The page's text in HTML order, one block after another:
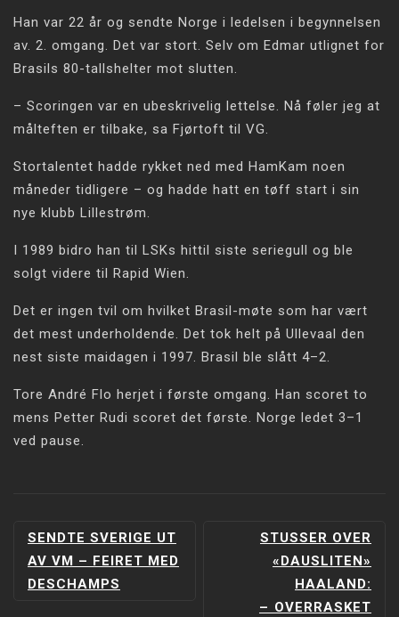
Han var 22 år og sendte Norge i ledelsen i begynnelsen
av. 2. omgang. Det var stort. Selv om Edmar utlignet for
Brasils 80-tallshelter mot slutten.
– Scoringen var en ubeskrivelig lettelse. Nå føler jeg at
målteften er tilbake, sa Fjørtoft til VG.
Stortalentet hadde rykket ned med HamKam noen
måneder tidligere – og hadde hatt en tøff start i sin
nye klubb Lillestrøm.
I 1989 bidro han til LSKs hittil siste seriegull og ble
solgt videre til Rapid Wien.
Det er ingen tvil om hvilket Brasil-møte som har vært
det mest underholdende. Det tok helt på Ullevaal den
nest siste maidagen i 1997. Brasil ble slått 4–2.
Tore André Flo herjet i første omgang. Han scoret to
mens Petter Rudi scoret det første. Norge ledet 3–1
ved pause.
INNLEGGSNAVIGERING
SENDTE SVERIGE UT
AV VM – FEIRET MED
DESCHAMPS
STUSSER OVER
«DAUSLITEN»
HAALAND:
–⁠ OVERRASKET